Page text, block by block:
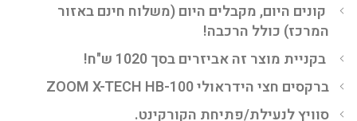
קונים היום, מקבלים היום (משלוח חינם באזור
המרכז) כולל הרכבה!
בקניית מוצר זה אביזרים בסך 1020 ש"ח!
ברקסים חצי הידראולי ZOOM X-TECH HB-100
סוויץ לנעילת/פתיחת הקורקינט.